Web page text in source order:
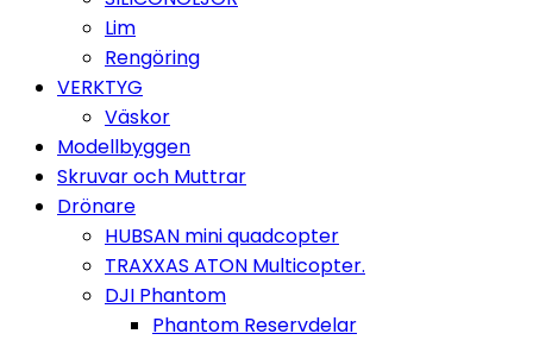
Lim
Rengöring
VERKTYG
Väskor
Modellbyggen
Skruvar och Muttrar
Drönare
HUBSAN mini quadcopter
TRAXXAS ATON Multicopter.
DJI Phantom
Phantom Reservdelar